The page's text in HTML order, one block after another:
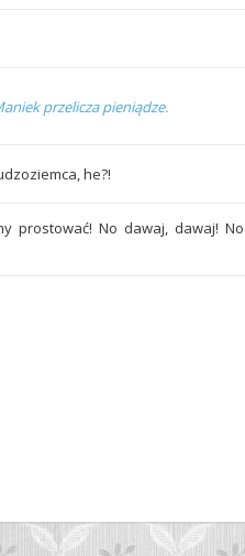
przelicza pieniądze.
he?!
prostować! No dawaj, dawaj! No